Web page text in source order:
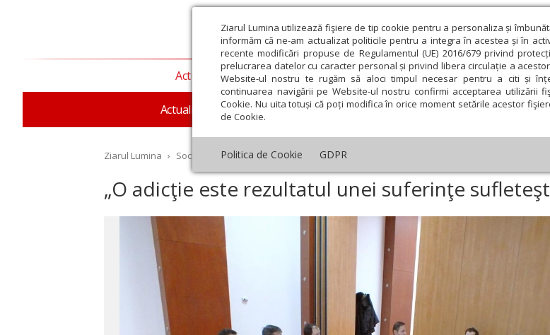
Ziarul Lumina utilizează fişiere de tip cookie pentru a personaliza și
informăm că ne-am actualizat politicile pentru a integra în acestea și în
recente modificări propuse de Regulamentul (UE) 2016/679 privind
prelucrarea datelor cu caracter personal și privind libera circulație a
Website-ul nostru te rugăm să aloci timpul necesar pentru a citi și
continuarea navigării pe Website-ul nostru confirmi acceptarea utilizării
Cookie. Nu uita totuși că poți modifica în orice moment setările acestor
de Cookie.
Politica de Cookie GDPR
Actualitate religioasă Teologie și spiritualitate Educaţie și
Actualitate socială Sănătate Analiză Reportaj Psihologie
Ziarul Lumina › Societate › Analiză „O adicţie este rezultatul unei suferinţe sufleteşti“
„O adicţie este rezultatul unei suferinţe
Noiembrie Decembrie Ianuarie Februarie Martie